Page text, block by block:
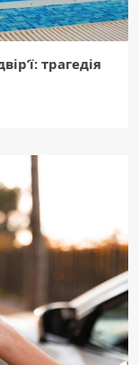
трагедія